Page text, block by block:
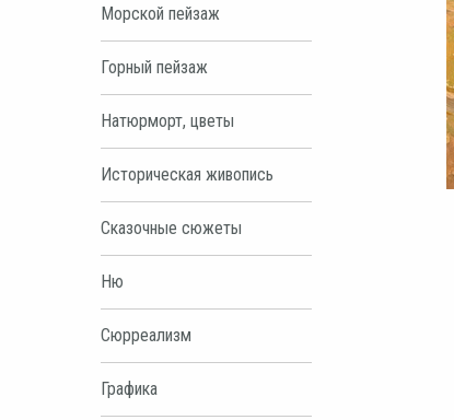
Морской пейзаж
Горный пейзаж
Натюрморт, цветы
Историческая живопись
Сказочные сюжеты
Ню
Сюрреализм
Графика